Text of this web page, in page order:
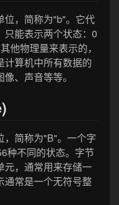
位，简称为"b"。它代
只能表示两个状态：0
他物理量来表示的，
计算机中所有数据的
、声音等等。
，简称为"B"。一个字
种不同的状态。字节
元，通常用来存储一
通常是一个无符号整